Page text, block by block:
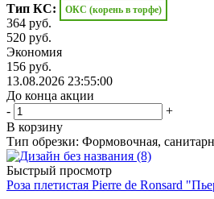
Тип КС: ОКС (корень в торфе)
364 руб.
520 руб.
Экономия
156 руб.
13.08.2026 23:55:00
До конца акции
-
+
В корзину
Тип обрезки: Формовочная,
Быстрый просмотр
Роза плетистая Pierre de Ronsard